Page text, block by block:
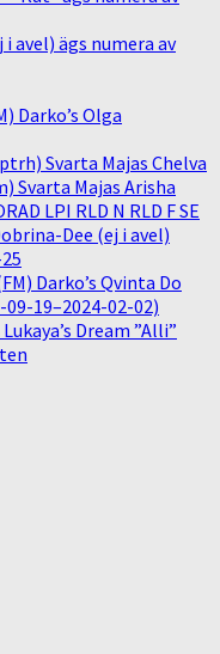
i avel) ägs numera av
Darko’s Olga
Svarta Majas Chelva
Svarta Majas Arisha
LPI RLD N RLD F SE
Dee (ej i avel)
Darko’s Qvinta Do
19–2024-02-02)
Dream ”Alli”